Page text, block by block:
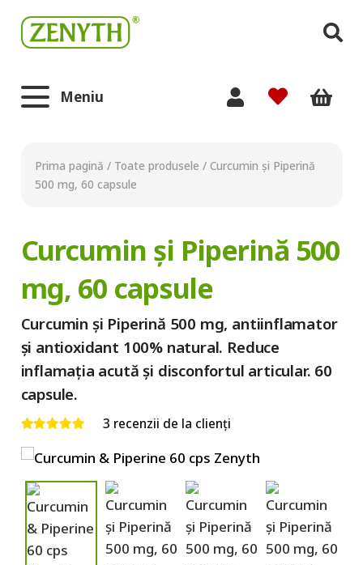
Meniu
Prima pagină / Toate produsele / Curcumin și Piperină
500 mg, 60 capsule
Curcumin și Piperină 500
mg, 60 capsule
Curcumin și Piperină 500 mg, antiinflamator
și antioxidant 100% natural. Reduce
inflamația acută și disconfortul articular. 60
capsule.
3 recenzii de la clienți